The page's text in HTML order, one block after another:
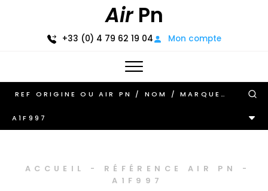
AirPn
+33 (0) 4 79 62 19 04 Mon compte
A1F997
ACCUEIL - RÉFÉRENCE AIR PN
-
A1F997